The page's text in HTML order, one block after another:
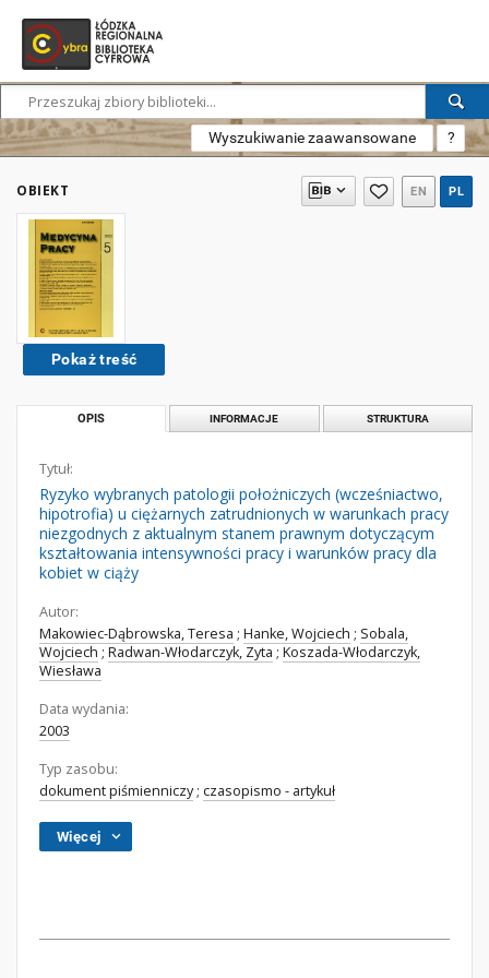
Wyszukiwanie zaawansowane ?
OBIEKT EN PL
Pokaż treść
OPIS INFORMACJE STRUKTURA
Tytuł:
Ryzyko wybranych patologii położniczych (wcześniactwo,
hipotrofia) u ciężarnych zatrudnionych w warunkach pracy
niezgodnych z aktualnym stanem prawnym dotyczącym
kształtowania intensywności pracy i warunków pracy dla
kobiet w ciąży
Autor:
Makowiec-Dąbrowska, Teresa ; Hanke, Wojciech ; Sobala,
Wojciech ; Radwan-Włodarczyk, Zyta ; Koszada-Włodarczyk,
Wiesława
Data wydania:
2003
Typ zasobu:
dokument piśmienniczy; czasopismo - artykuł
Więcej